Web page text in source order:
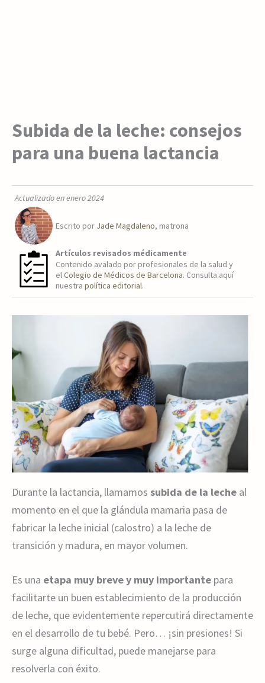
Subida de la leche: consejos
para una buena lactancia
Actualizado en enero 2024
Escrito por Jade Magdaleno, matrona
Artículos revisados médicamente
Contenido avalado por profesionales de la salud y
elColegio de Médicos de Barcelona. Consulta aquí
nuestra política editorial.
Durante la lactancia, llamamos subida de la leche al
momento en el que la glándula mamaria pasa de
fabricar la leche inicial (calostro) a la leche de
transición y madura, en mayor volumen.
Es una etapa muy breve y muy importante para
facilitarte un buen establecimiento de la producción
de leche, que evidentemente repercutirá directamente
en el desarrollo de tu bebé. Pero… ¡sin presiones! Si
surge alguna dificultad, puede manejarse para
resolverla con éxito.